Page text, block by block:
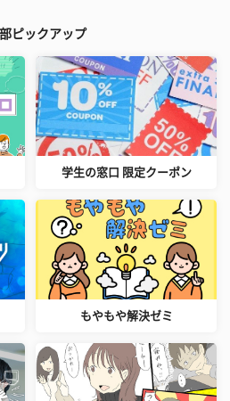
ピックアップ
学生の窓口 限定クーポン
もやもや解決ゼミ